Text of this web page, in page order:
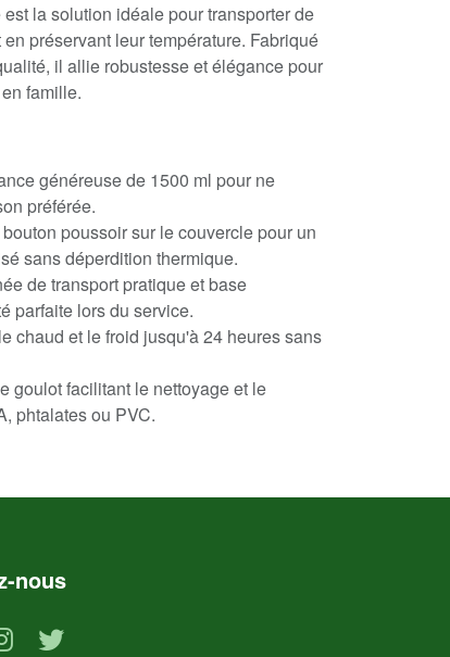
la solution idéale pour transporter de
préservant leur température. Fabriqué
il allie robustesse et élégance pour
famille.
généreuse de 1500 ml pour ne
préférée.
poussoir sur le couvercle pour un
sans déperdition thermique.
de transport pratique et base
parfaite lors du service.
chaud et le froid jusqu'à 24 heures sans
goulot facilitant le nettoyage et le
phtalates ou PVC.
nous